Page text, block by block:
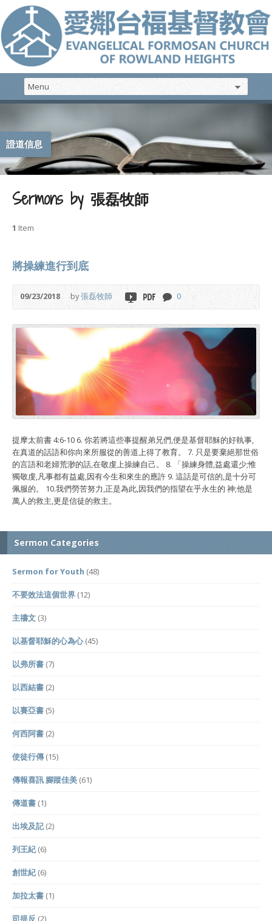
證道信息
Sermons by 張磊牧師
1 Item
將操練進行到底
09/23/2018 by張磊牧師 0
提摩太前書 4:6-10 6. 你若將這些事提醒弟兄們,便是基督耶穌的好執事,
在真道的話語和你向來所服從的善道上得了教育。 7. 只是要棄絕那世俗
的言語和老婦荒渺的話,在敬虔上操練自己。 8. 「操練身體,益處還少;惟
獨敬虔,凡事都有益處,因有今生和來生的應許 9. 這話是可信的,是十分可
佩服的。 10.我們勞苦努力,正是為此,因我們的指望在乎永生的 神;他是
萬人的救主,更是信徒的救主。
Sermon Categories
Sermon for Youth (48)
不要效法這個世界 (12)
主禱文 (3)
以基督耶穌的心為心(45)
以弗所書 (7)
以西結書 (2)
以賽亞書 (5)
何西阿書 (2)
使徒行傳 (15)
傳報喜訊 腳蹤佳美 (61)
傳道書 (1)
出埃及記(2)
列王紀(6)
創世紀(6)
加拉太書 (1)
司提反 (2)